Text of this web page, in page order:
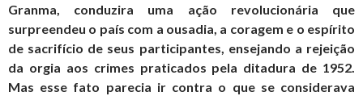
Granma, conduzira uma ação revolucionária que
surpreendeu o país com a ousadia, a coragem e o espírito
de sacrifício de seus participantes, ensejando a rejeição
da orgia aos crimes praticados pela ditadura de 1952.
Mas esse fato parecia ir contra o que se considerava